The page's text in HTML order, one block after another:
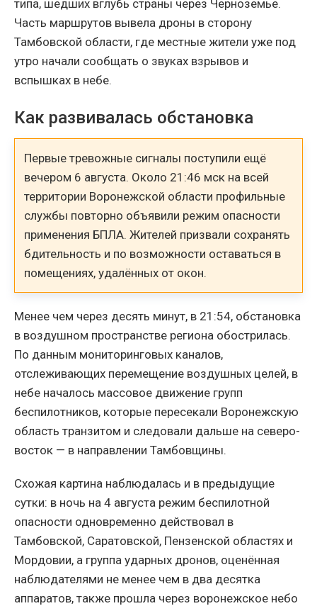
типа, шедших вглубь страны через Черноземье.
Часть маршрутов вывела дроны в сторону
Тамбовской области, где местные жители уже под
утро начали сообщать о звуках взрывов и
вспышках в небе.
Как развивалась обстановка
Первые тревожные сигналы поступили ещё
вечером 6 августа. Около 21:46 мск на всей
территории Воронежской области профильные
службы повторно объявили режим опасности
применения БПЛА. Жителей призвали сохранять
бдительность и по возможности оставаться в
помещениях, удалённых от окон.
Менее чем через десять минут, в 21:54, обстановка
в воздушном пространстве региона обострилась.
По данным мониторинговых каналов,
отслеживающих перемещение воздушных целей, в
небе началось массовое движение групп
беспилотников, которые пересекали Воронежскую
область транзитом и следовали дальше на северо-
восток — в направлении Тамбовщины.
Схожая картина наблюдалась и в предыдущие
сутки: в ночь на 4 августа режим беспилотной
опасности одновременно действовал в
Тамбовской, Саратовской, Пензенской областях и
Мордовии, а группа ударных дронов, оценённая
наблюдателями не менее чем в два десятка
аппаратов, также прошла через воронежское небо